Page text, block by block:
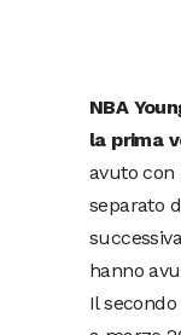
NBA
la prima
avuto con
separato
hanno
Il secondo